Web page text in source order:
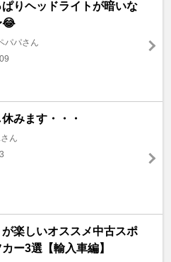
りヘッドライトが暗いな
😂
パパさん
みます・・・
ん
が楽しいオススメ中古スポ
ー3選【輸入車編】